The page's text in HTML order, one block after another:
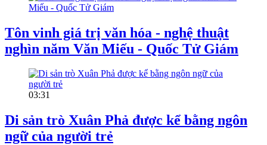
Tôn vinh giá trị văn hóa - nghệ thuật
nghìn năm Văn Miếu - Quốc Tử Giám
03:31
Di sản trò Xuân Phả được kể bằng ngôn
ngữ của người trẻ